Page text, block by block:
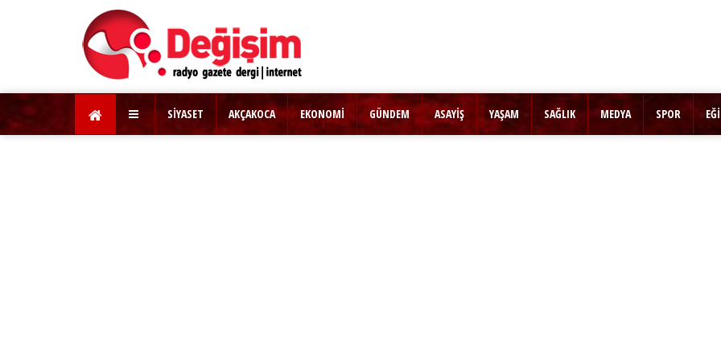
SİYASET AKÇAKOCA EKONOMİ GÜNDEM ASAYİŞ YAŞAM SAĞLIK MEDYA SPOR